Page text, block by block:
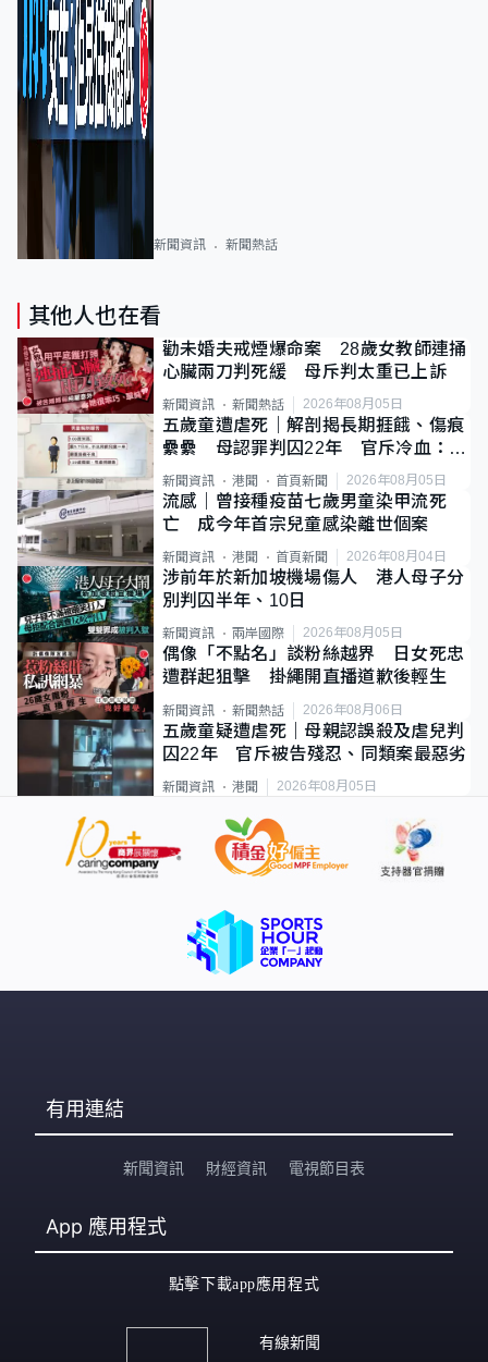
新聞資訊 新聞熱話
其他人也在看
勸未婚夫戒煙爆命案 28歲女教師連捅
心臟兩刀判死緩 母斥判太重已上訴
新聞資訊 新聞熱話 2026年08月05日
五歲童遭虐死｜解剖揭長期捱餓、傷痕
纍纍 母認罪判囚22年 官斥冷血：同
類案最惡劣
新聞資訊 港聞 首頁新聞 2026年08月05日
流感｜曾接種疫苗七歲男童染甲流死
亡 成今年首宗兒童感染離世個案
新聞資訊 港聞 首頁新聞 2026年08月04日
涉前年於新加坡機場傷人 港人母子分
別判囚半年、10日
新聞資訊 兩岸國際 2026年08月05日
偶像「不點名」談粉絲越界 日女死忠
遭群起狙擊 掛繩開直播道歉後輕生
新聞資訊 新聞熱話 2026年08月06日
五歲童疑遭虐死｜母親認誤殺及虐兒判
囚22年 官斥被告殘忍、同類案最惡劣
新聞資訊 港聞 2026年08月05日
有用連結
新聞資訊 財經資訊 電視節目表
App 應用程式
點擊下載app應用程式
有線新聞